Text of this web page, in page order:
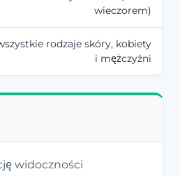
wieczorem)
rodzaje skóry, kobiety
i mężczyźni
widoczności